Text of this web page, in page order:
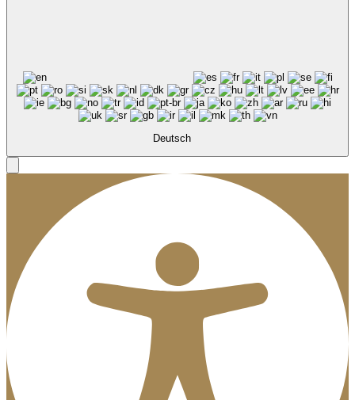
Deutsch